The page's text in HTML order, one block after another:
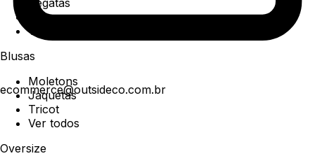
ecommerce@outsideco.com.br
Regatas
Polo
Ver todos
Blusas
Moletons
Jaquetas
Tricot
Ver todos
Oversize